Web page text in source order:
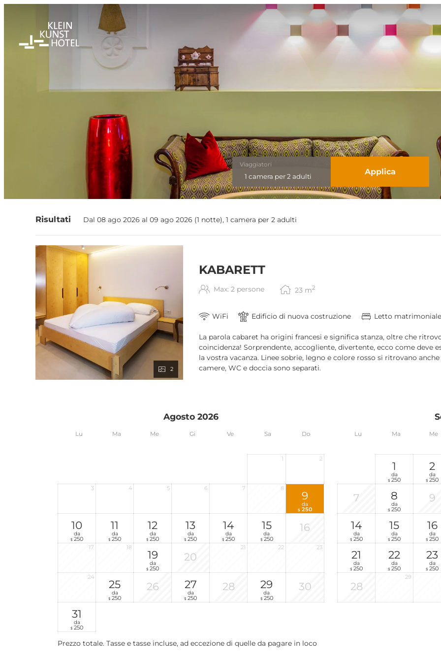
Viaggiatori
1 camera per2 adulti Applica
Risultati Dal 08 ago 2026 al 09 ago 2026 (1 notte), 1 camera per 2 adulti
2
KABARETT
Max: 2 persone 23 m2
WiFi Edificio di nuova costruzione Letto matrimoniale
La parola cabaret ha origini francesi e significa stanza, oltre che
coincidenza! Sorprendente, accogliente, divertente, ecco come deve
la vostra vacanza. Linee sobrie, legno e colore rosso si ritrovano
camere, WC e doccia sono separati.
Lu Ma Me Gi Ve Sa Do Lu Ma Me
Agosto 2026
1 2
3 4 5 6 7 8
9
da
$ 250
10
da
$ 250
11
da
$ 250
12
da
$ 250
13
da
$ 250
14
da
$ 250
15
da
$ 250
16
17 18
19
da
$ 250
20
21 22 23
24
25
da
$ 250
26 27
da
$ 250
28 29
da
$ 250
30
31
da
$ 250
1
da
$ 250
2
da
$ 250
7 8
da
$ 250
9
14
da
$ 250
15
da
$ 250
16
da
$ 250
21
da
$ 250
22
da
$ 250
23
da
$ 250
28
29
Prezzo totale. Tasse e tasse incluse, ad eccezione di quelle da pagare in loco